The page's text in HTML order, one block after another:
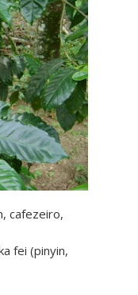
cafezeiro,
fei (pinyin,